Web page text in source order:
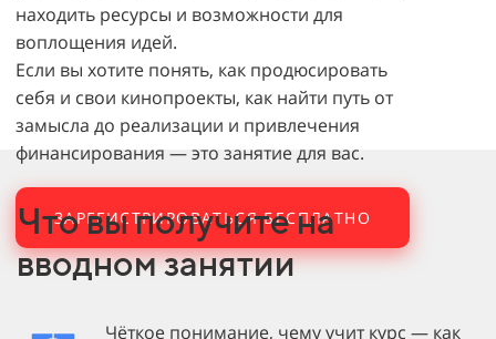
находить ресурсы и возможности для
воплощения идей.
Если вы хотите понять, как продюсировать
себя и свои кинопроекты, как найти путь от
замысла до реализации и привлечения
финансирования — это занятие для вас.
ЗАРЕГИСТРИРОВАТЬСЯ БЕСПЛАТНО
Что вы получите на
вводном занятии
Чёткое понимание, чему учит курс — как